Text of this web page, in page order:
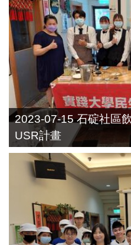
2023-07-15 石碇社區
USR計畫